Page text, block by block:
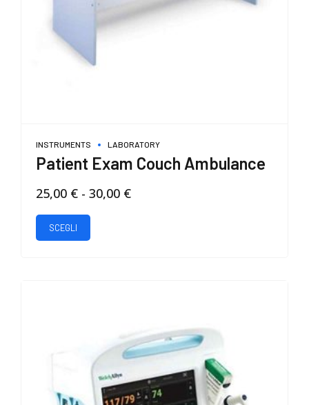
INSTRUMENTS LABORATORY
Patient Exam Couch Ambulance
25,00 € - 30,00 €Fascia
SCEGLI
prodotto
possono
essere
scelte
nella